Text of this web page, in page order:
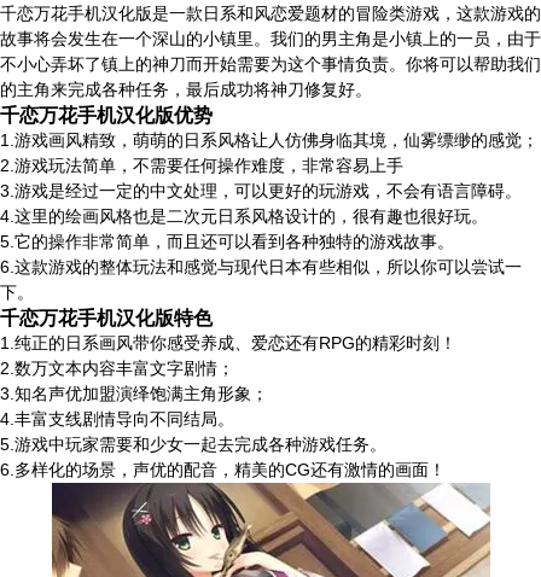
千恋万花手机汉化版是一款日系和风恋爱题材的冒险类游戏，这款游戏的
故事将会发生在一个深山的小镇里。我们的男主角是小镇上的一员，由于
不小心弄坏了镇上的神刀而开始需要为这个事情负责。你将可以帮助我们
的主角来完成各种任务，最后成功将神刀修复好。
千恋万花手机汉化版优势
1.游戏画风精致，萌萌的日系风格让人仿佛身临其境，仙雾缥缈的感觉；
2.游戏玩法简单，不需要任何操作难度，非常容易上手
3.游戏是经过一定的中文处理，可以更好的玩游戏，不会有语言障碍。
4.这里的绘画风格也是二次元日系风格设计的，很有趣也很好玩。
5.它的操作非常简单，而且还可以看到各种独特的游戏故事。
6.这款游戏的整体玩法和感觉与现代日本有些相似，所以你可以尝试一
下。
千恋万花手机汉化版特色
1.纯正的日系画风带你感受养成、爱恋还有RPG的精彩时刻！
2.数万文本内容丰富文字剧情；
3.知名声优加盟演绎饱满主角形象；
4.丰富支线剧情导向不同结局。
5.游戏中玩家需要和少女一起去完成各种游戏任务。
6.多样化的场景，声优的配音，精美的CG还有激情的画面！